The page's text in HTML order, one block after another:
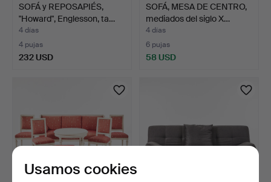
SOFÁ y REPOSAPIÉS,
"Howard", Englesson, ta…
4 días
4 pujas
232 USD
SOFÁ, MESA DE CENTRO,
mediados del siglo X…
4 días
6 pujas
58 USD
Usamos cookies